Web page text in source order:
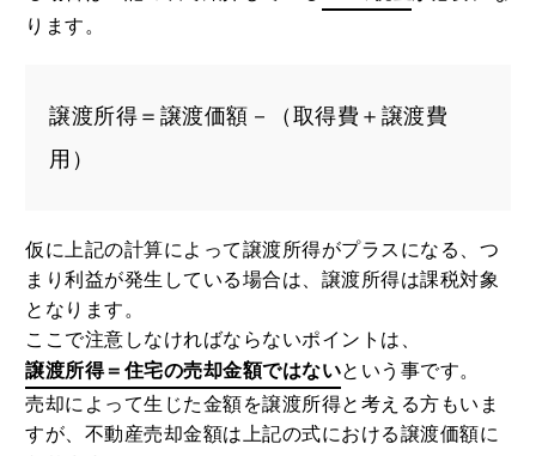
ります。
譲渡所得＝譲渡価額－（取得費＋譲渡費
用）
仮に上記の計算によって譲渡所得がプラスになる、つ
まり利益が発生している場合は、譲渡所得は課税対象
となります。
ここで注意しなければならないポイントは、
譲渡所得＝住宅の売却金額ではないという事です。
売却によって生じた金額を譲渡所得と考える方もいま
すが、不動産売却金額は上記の式における譲渡価額に